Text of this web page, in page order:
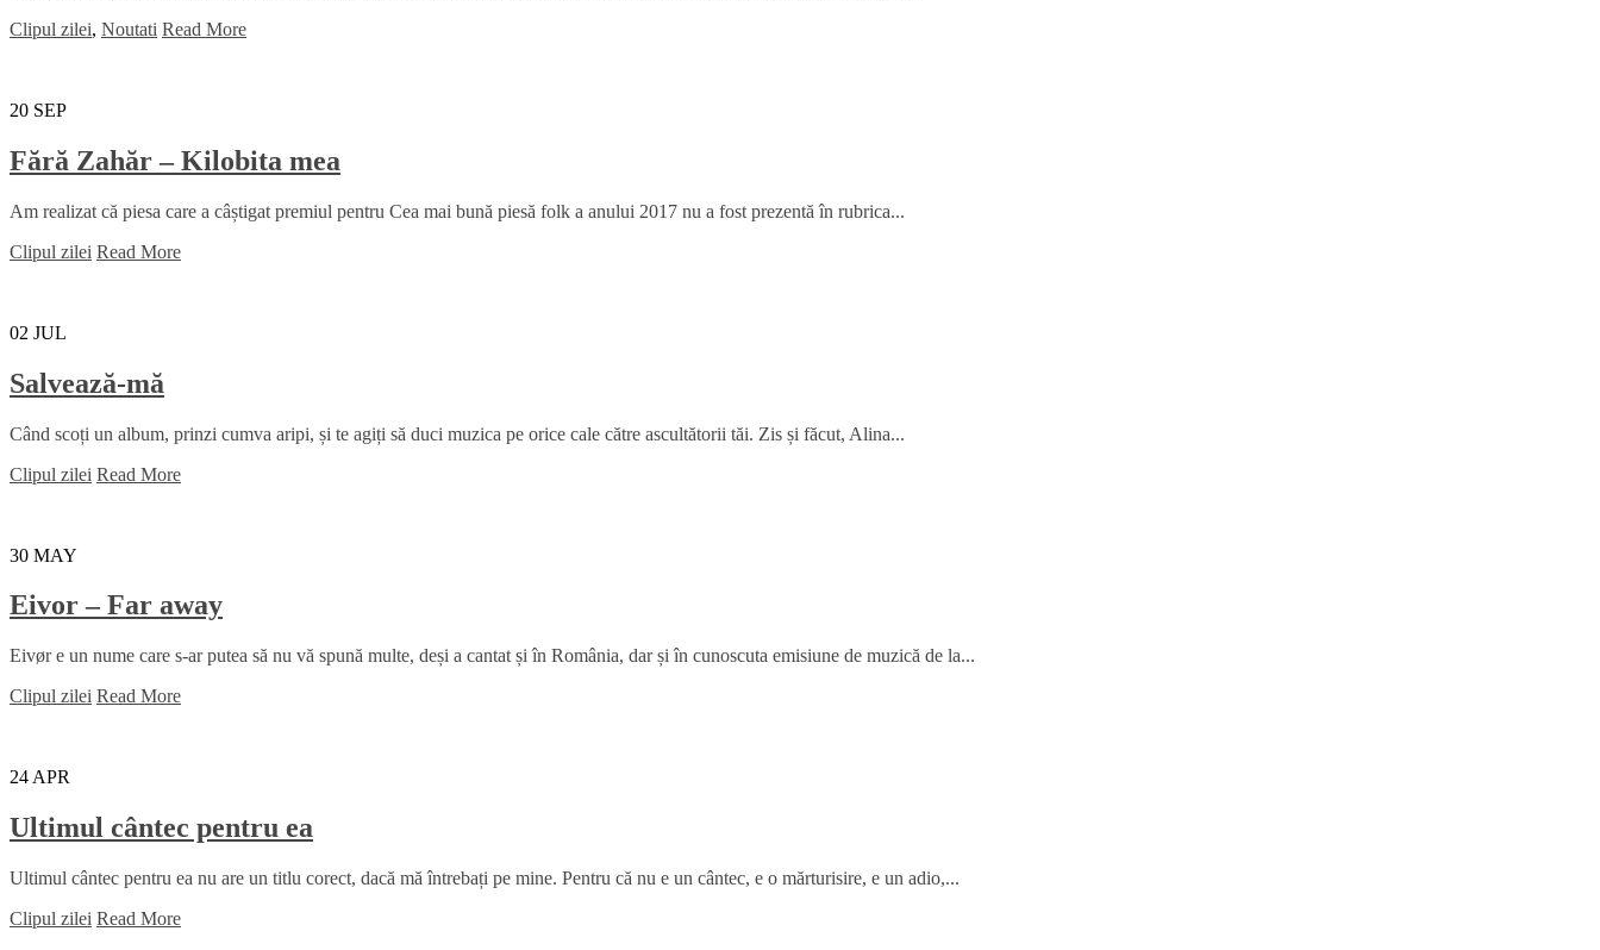
Clipul zilei, Noutati Read More
20 SEP
Fără Zahăr – Kilobita mea
Am realizat că piesa care a câștigat premiul pentru Cea mai bună piesă folk a anului 2017 nu a fost prezentă în rubrica...
Clipul zilei Read More
02 JUL
Salvează-mă
Când scoți un album, prinzi cumva aripi, și te agiți să duci muzica pe orice cale către ascultătorii tăi. Zis și făcut, Alina...
Clipul zilei Read More
30 MAY
Eivor – Far away
Eivør e un nume care s-ar putea să nu vă spună multe, deși a cantat și în România, dar și în cunoscuta emisiune de muzică de la...
Clipul zilei Read More
24 APR
Ultimul cântec pentru ea
Ultimul cântec pentru ea nu are un titlu corect, dacă mă întrebați pe mine. Pentru că nu e un cântec, e o mărturisire, e un adio,...
Clipul zilei Read More